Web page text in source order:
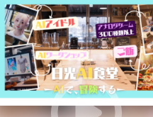
アート・写真
テクノロジー・ガ
映像・映画